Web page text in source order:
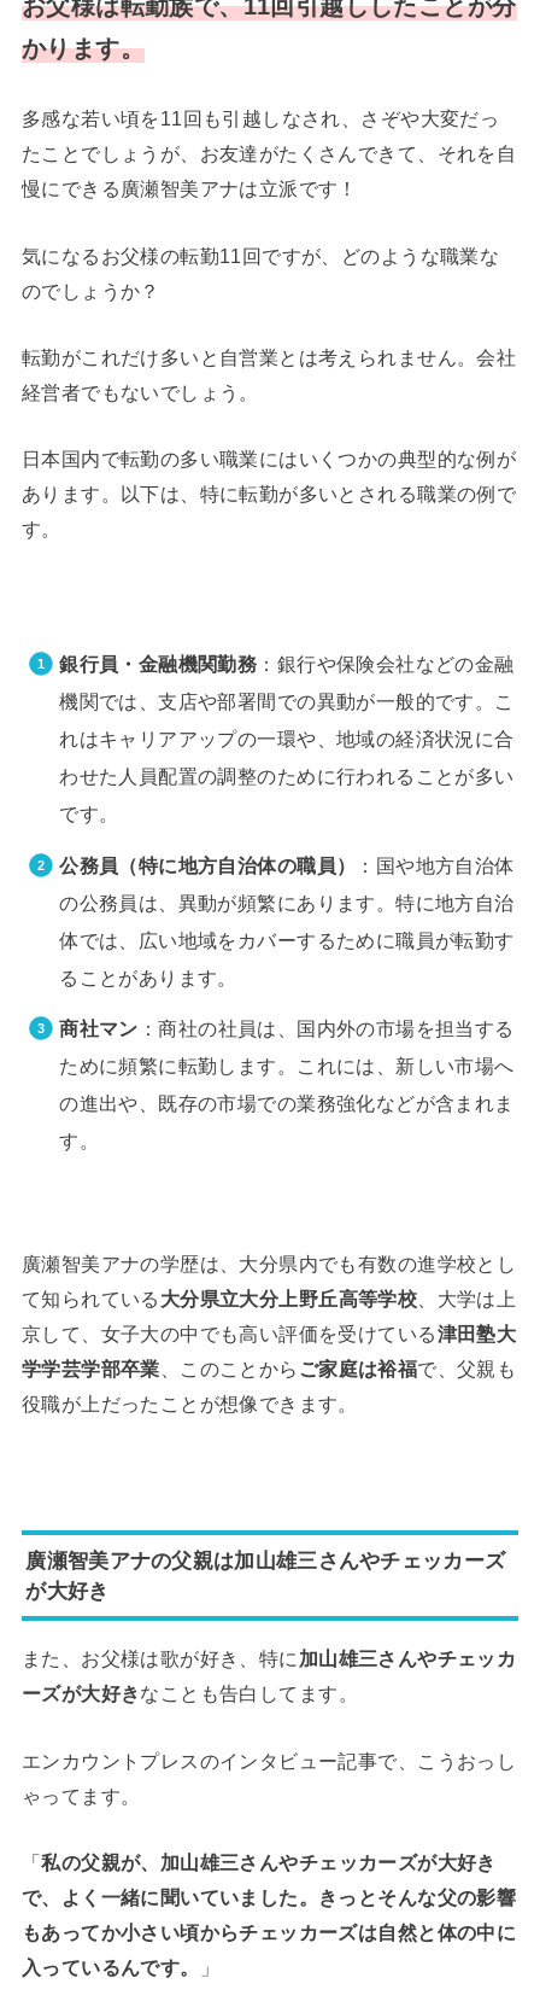
お父様は転勤族で、11回引越ししたことが分
かります。
多感な若い頃を11回も引越しなされ、さぞや大変だっ
たことでしょうが、お友達がたくさんできて、それを自
慢にできる廣瀬智美アナは立派です！
気になるお父様の転勤11回ですが、どのような職業な
のでしょうか？
転勤がこれだけ多いと自営業とは考えられません。会社
経営者でもないでしょう。
日本国内で転勤の多い職業にはいくつかの典型的な例が
あります。以下は、特に転勤が多いとされる職業の例で
す。
銀行員・金融機関勤務 ：銀行や保険会社などの金融
機関では、支店や部署間での異動が一般的です。こ
れはキャリアアップの一環や、地域の経済状況に合
わせた人員配置の調整のために行われることが多い
です。
公務員（特に地方自治体の職員）
：国や地方自治体
の公務員は、異動が頻繁にあります。特に地方自治
体では、広い地域をカバーするために職員が転勤す
ることがあります。
商社マン ：商社の社員は、国内外の市場を担当する
ために頻繁に転勤します。これには、新しい市場へ
の進出や、既存の市場での業務強化などが含まれま
す。
廣瀬智美アナの学歴は、大分県内でも有数の進学校とし
て知られている 大分県立大分上野丘高等学校 、大学は上
京して、女子大の中でも高い評価を受けている津田塾大
学学芸学部卒業 、このことから ご家庭は裕福で、父親も
役職が上だったことが想像できます。
廣瀬智美アナの父親は加山雄三さんやチェッカーズ
が大好き
また、お父様は歌が好き、特に 加山雄三さんやチェッカ
ーズが大好きなことも告白してます。
エンカウントプレスのインタビュー記事で、こうおっし
ゃってます。
「私の父親が、加山雄三さんやチェッカーズが大好き
で、よく一緒に聞いていました。きっとそんな父の影響
もあってか小さい頃からチェッカーズは自然と体の中に
入っているんです。
」